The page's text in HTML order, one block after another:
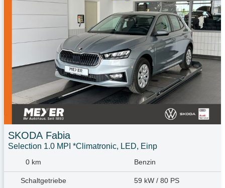
SKODA Fabia
Selection 1.0 MPI *Climatronic, LED, Einp
0 km Benzin
Schaltgetriebe 59 kW / 80 PS